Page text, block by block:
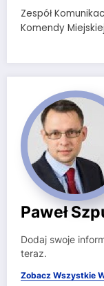
Zespół
Komendy
Paweł
Dodaj swoje
teraz.
Zobacz Wszystkie